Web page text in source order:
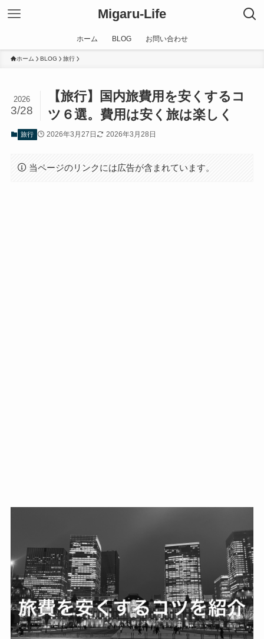
Migaru-Life
ホーム BLOG お問い合わせ
ホーム BLOG 旅行
【旅行】国内旅費用を安くするコ
ツ６選。費用は安く旅は楽しく
2026
3/28
旅行 2026年3月27日 2026年3月28日
当ページのリンクには広告が含まれています。